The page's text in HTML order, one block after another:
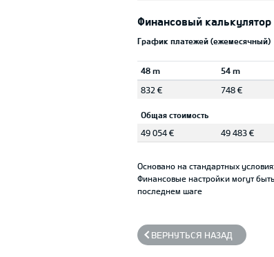
Финансовый калькулятор
График платежей (ежемесячный)
48 m 54 m
832 €
748 €
Общая стоимость
49 054 €
49 483 €
Основано на стандартных
Финансовые настройки могут
последнем шаге
ВЕРНУТЬСЯ НАЗАД